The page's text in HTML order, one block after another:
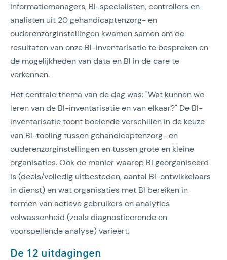
informatiemanagers, BI-specialisten, controllers en
analisten uit 20 gehandicaptenzorg- en
ouderenzorginstellingen kwamen samen om de
resultaten van onze BI-inventarisatie te bespreken en
de mogelijkheden van data en BI in de care te
verkennen.
Het centrale thema van de dag was: "Wat kunnen we
leren van de BI-inventarisatie en van elkaar?" De BI-
inventarisatie toont boeiende verschillen in de keuze
van BI-tooling tussen gehandicaptenzorg- en
ouderenzorginstellingen en tussen grote en kleine
organisaties. Ook de manier waarop BI georganiseerd
is (deels/volledig uitbesteden, aantal BI-ontwikkelaars
in dienst) en wat organisaties met BI bereiken in
termen van actieve gebruikers en analytics
volwassenheid (zoals diagnosticerende en
voorspellende analyse) varieert.
De 12 uitdagingen